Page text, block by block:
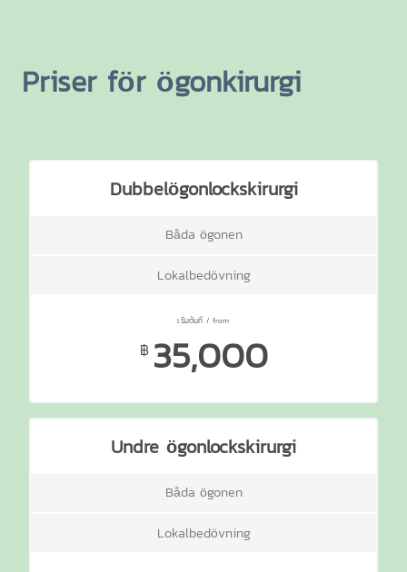
Priser för ögonkirurgi
Dubbelögonlockskirurgi
Båda ögonen
Lokalbedövning
฿ 35,000
Undre ögonlockskirurgi
Båda ögonen
Lokalbedövning